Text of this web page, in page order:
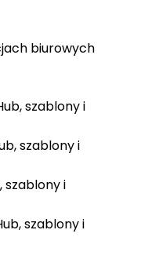
biurowych
szablony i
szablony i
szablony i
szablony i